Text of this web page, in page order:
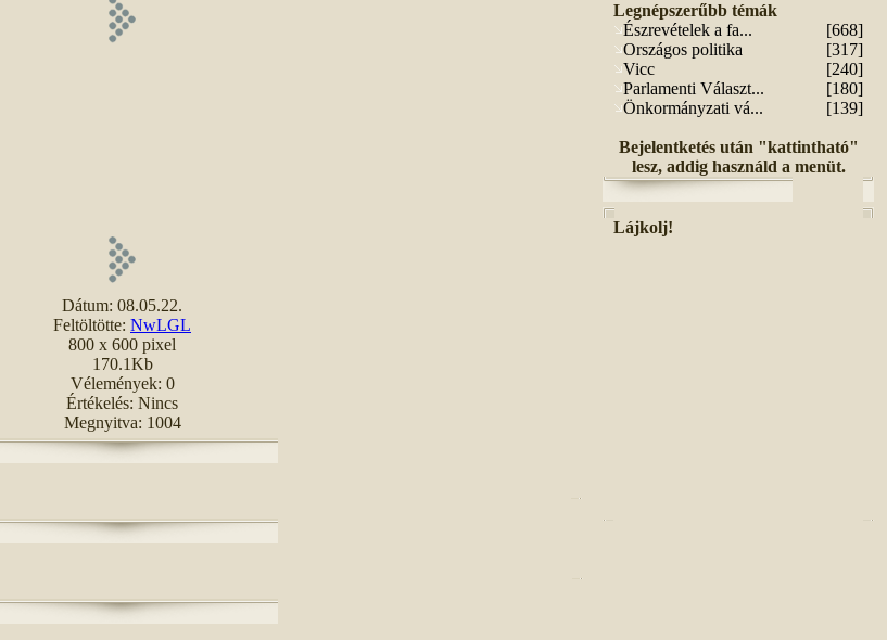
Dátum: 08.05.22.
Feltöltötte: NwLGL
800 x 600 pixel
170.1Kb
Vélemények: 0
Értékelés: Nincs
Megnyitva: 1004
Legnépszerűbb témák
Észrevételek a fa...
[668]
Országos politika
[317]
Vicc
[240]
Parlamenti Választ...
[180]
Önkormányzati vá...
[139]
Bejelentketés után "kattintható"
lesz, addig használd a menüt.
Lájkolj!